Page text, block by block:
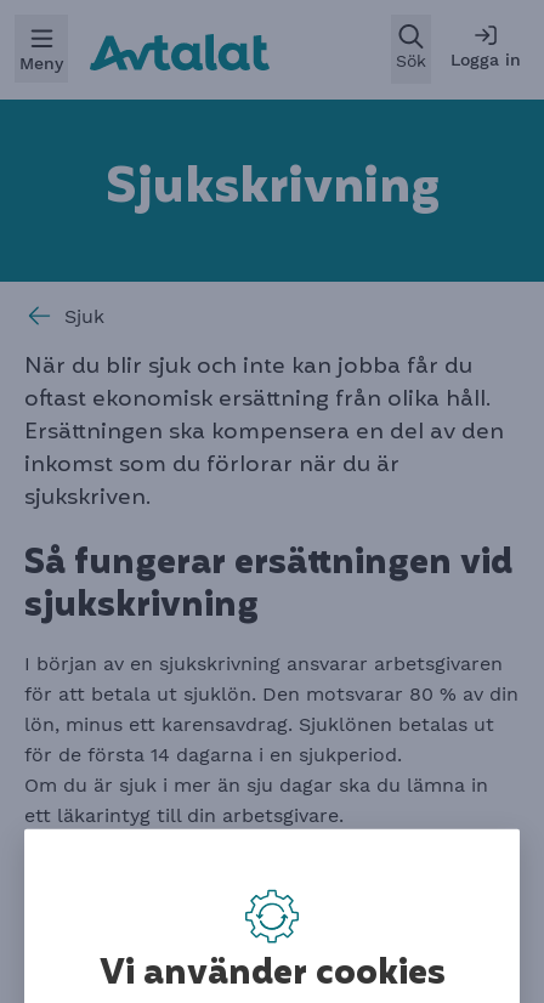
Meny
Öppna
Sök Logga in
Sjukskrivning
Sjuk
När du blir sjuk och inte kan jobba får du
oftast ekonomisk ersättning från olika håll.
Ersättningen ska kompensera en del av den
inkomst som du förlorar när du är
sjukskriven.
Så fungerar ersättningen vid
sjukskrivning
I början av en sjukskrivning ansvarar arbetsgivaren
för att betala ut sjuklön. Den motsvarar 80 % av din
lön, minus ett karensavdrag. Sjuklönen betalas ut
för de första 14 dagarna i en sjukperiod.
Om du är sjuk i mer än sju dagar ska du lämna in
ett läkarintyg till din arbetsgivare.
arbetsgivare ska först sjukanmäla dig till
, sedan kan du ansöka om
sjukpenning.Vi använder cookies